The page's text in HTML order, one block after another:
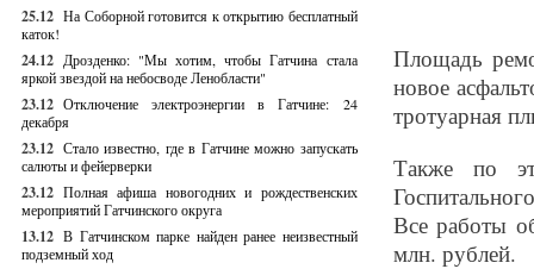
25.12 На Соборной готовится к открытию бесплатный
каток!
24.12 Дрозденко: "Мы хотим, чтобы Гатчина стала
яркой звездой на небосводе Ленобласти"
23.12 Отключение электроэнергии в Гатчине: 24
декабря
23.12 Стало известно, где в Гатчине можно запускать
салюты и фейерверки
23.12 Полная афиша новогодних и рождественских
мероприятий Гатчинского округа
13.12 В Гатчинском парке найден ранее неизвестный
подземный ход
Площадь
новое
тротуарная
Также по
Все работы
млн. рублей.